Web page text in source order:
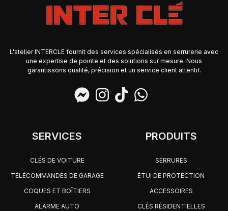
L'atelier INTERCLE fournit des services spécialisés en serrurerie avec
une expertise de pointe et des solutions sur mesure. Nous
garantissons qualité, précision et un service client attentif.
SERVICES
CLÉS DE VOITURE
TÉLÉCOMMANDES DE GARAGE
COQUES ET BOÎTIERS
ALARME AUTO
PRODUITS
SERRURES
ÉTUI DE PROTECTION
ACCESSOIRES
CLÉS RÉSIDENTIELLES